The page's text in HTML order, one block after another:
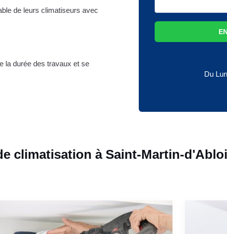
de leurs climatiseurs avec
la durée des travaux et se
Du
climatisation à Saint-Martin-